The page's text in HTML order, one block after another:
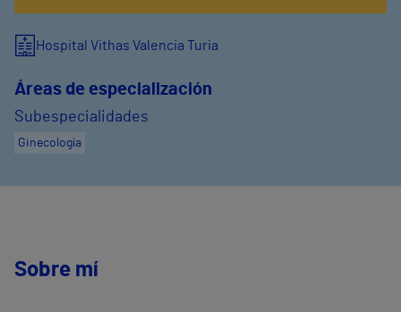
Hospital Vithas Valencia Turia
Áreas de especialización
Subespecialidades
Ginecología
Sobre mí